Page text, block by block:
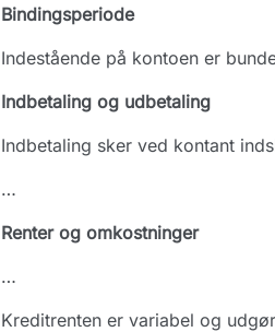
Bindingsperiode
Indestående på kontoen er
Indbetaling og udbetaling
Indbetaling sker ved kontant
…
Renter og omkostninger
…
Kreditrenten er variabel og